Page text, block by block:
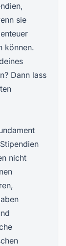
sie
können.
Dann lass
nicht